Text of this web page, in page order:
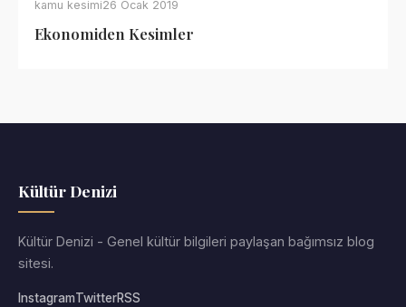
kamu kesimi26 Ocak 2019
Ekonomiden Kesimler
Kültür Denizi
Kültür Denizi - Genel kültür bilgileri paylaşan bağımsız blog
sitesi.
InstagramTwitterRSS